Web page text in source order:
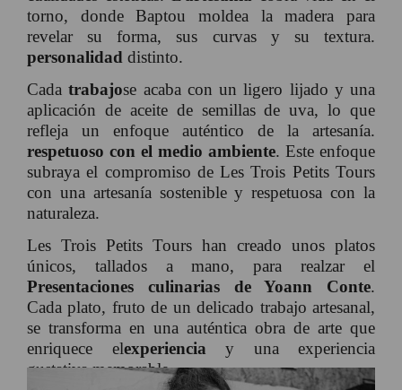
torno, donde Baptou moldea la madera para
revelar su forma, sus curvas y su textura.
personalidad distinto.
Cadatrabajose acaba con un ligero lijado y una
aplicación de aceite de semillas de uva, lo que
refleja un enfoque auténtico de la artesanía.
respetuoso con el medio ambiente. Este enfoque
subraya el compromiso de Les Trois Petits Tours
con una artesanía sostenible y respetuosa con la
naturaleza.
Les Trois Petits Tours han creado unos platos
únicos, tallados a mano, para realzar el
Presentaciones culinarias de Yoann Conte.
Cada plato, fruto de un delicado trabajo artesanal,
se transforma en una auténtica obra de arte que
enriquece elexperiencia y una experiencia
gustativa memorable.